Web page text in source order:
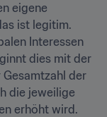
eigene
ist legitim.
Interessen
dies mit der
der
die jeweilige
erhöht wird.